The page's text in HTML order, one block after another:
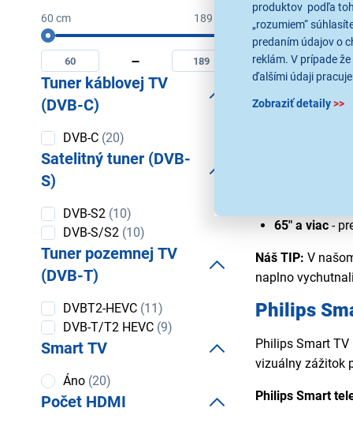
produktov podľa
„rozumiem“
predaním údajov o
reklám. V prípade
ďalšími údaji
Zobraziť detaily>>
Wi-Fi -
Bluetooth
-
Chromecast
Apple
alebo
-
–
Smart TV
Keď vyberáte
palcov (ideálne
65" a viac -
Náš TIP: V
naplno
Philips
Philips Smart TV
vizuálny zážitok
Philips Smart
60 cm 189 cm
Uhlopriečka
v cmMinimální
uhlopriečka
v
cm
Maximální
uhlopriečka
v
cm
Tuner káblovej TV
(DVB-C)
Tuner
káblovej
TV
(DVB-C)
DVB-C (20)
Satelitný tuner (DVB-
S)
Satelitný
tuner
(DVB-S)
DVB-S2 (10)
DVB-S/S2 (10)
Tuner pozemnej TV
(DVB-T)
Tuner
pozemnej
TV (DVB-
T)
DVBT2-HEVC (11)
DVB-T/T2 HEVC (9)
Smart TV
Smart
TV
Áno (20)
Počet HDMI